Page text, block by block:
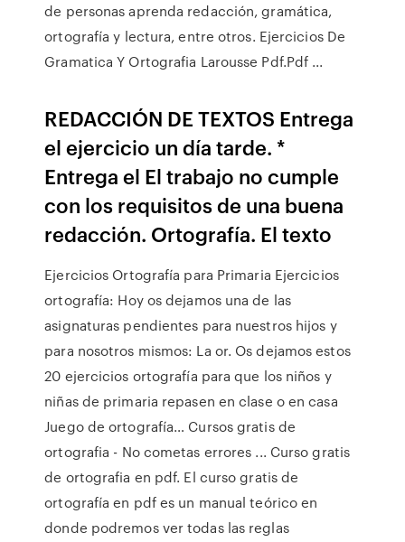
de personas aprenda redacción, gramática,
ortografía y lectura, entre otros. Ejercicios De
Gramatica Y Ortografia Larousse Pdf.Pdf ...
REDACCIÓN DE TEXTOS Entrega
el ejercicio un día tarde. *
Entrega el El trabajo no cumple
con los requisitos de una buena
redacción. Ortografía. El texto
Ejercicios Ortografía para Primaria Ejercicios
ortografía: Hoy os dejamos una de las
asignaturas pendientes para nuestros hijos y
para nosotros mismos: La or. Os dejamos estos
20 ejercicios ortografía para que los niños y
niñas de primaria repasen en clase o en casa ️
Juego de ortografía… Cursos gratis de
ortografia - No cometas errores ... Curso gratis
de ortografia en pdf. El curso gratis de
ortografía en pdf es un manual teórico en
donde podremos ver todas las reglas